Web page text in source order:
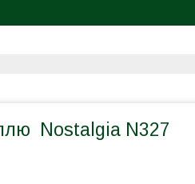
Nostalgia N327